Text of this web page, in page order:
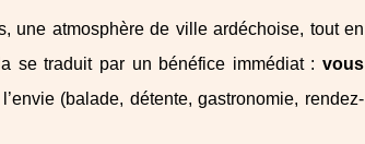
une atmosphère de ville ardéchoise, tout en
se traduit par un bénéfice immédiat : vous
(balade, détente, gastronomie, rendez-